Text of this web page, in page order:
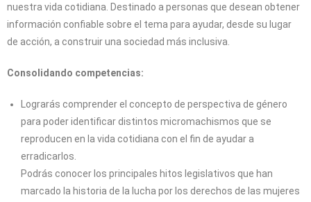
nuestra vida cotidiana. Destinado a personas que desean obtener
información confiable sobre el tema para ayudar, desde su lugar
de acción, a construir una sociedad más inclusiva.
Consolidando competencias:
Lograrás comprender el concepto de perspectiva de género
para poder identificar distintos micromachismos que se
reproducen en la vida cotidiana con el fin de ayudar a
erradicarlos.
Podrás conocer los principales hitos legislativos que han
marcado la historia de la lucha por los derechos de las mujeres